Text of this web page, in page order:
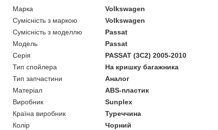
Марка
Volkswagen
Сумісність з маркою
Volkswagen
Сумісність з моделлю
Passat
Модель
Passat
Серія
PASSAT (3C2) 2005-2010
Тип спойлера
На кришку багажника
Тип запчастини
Аналог
Матеріал
ABS-пластик
Виробник
Sunplex
Країна виробник
Туреччина
Колір
Чорний